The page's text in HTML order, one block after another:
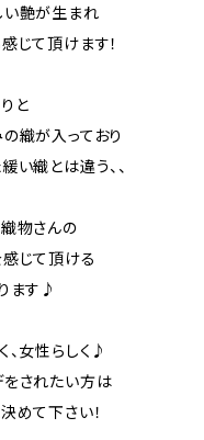
艶が生まれ
じて頂けます！
と
織が入っており
い織とは違う、、
物さんの
じて頂ける
ます♪
、女性らしく♪
されたい方は
めて下さい！